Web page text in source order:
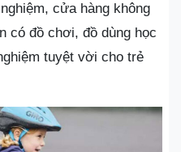
cửa hàng không
có đồ chơi, đồ dùng học
tuyệt vời cho trẻ